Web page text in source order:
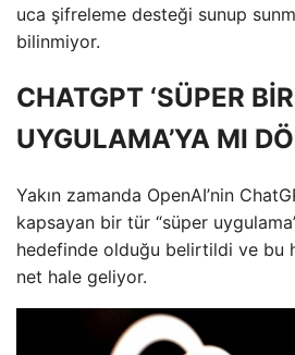
uca şifreleme desteği sunup
bilinmiyor.
CHATGPT ‘SÜPER BİR
UYGULAMA’YA MI
Yakın zamanda OpenAI’nin
kapsayan bir tür “süper
hedefinde olduğu belirtildi ve bu
net hale geliyor.